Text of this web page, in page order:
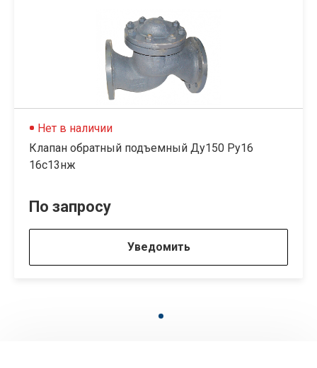
Нет в наличии
Клапан обратный подъемный Ду150 Ру16
16с13нж
По запросу
Уведомить